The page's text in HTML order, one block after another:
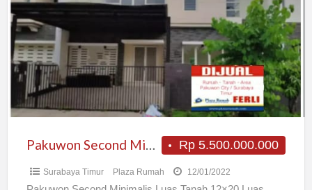
Minimalis
Rp 5.500.000.000
Pakuwon Second Minimalis
Surabaya Timur Plaza Rumah 12/01/2022